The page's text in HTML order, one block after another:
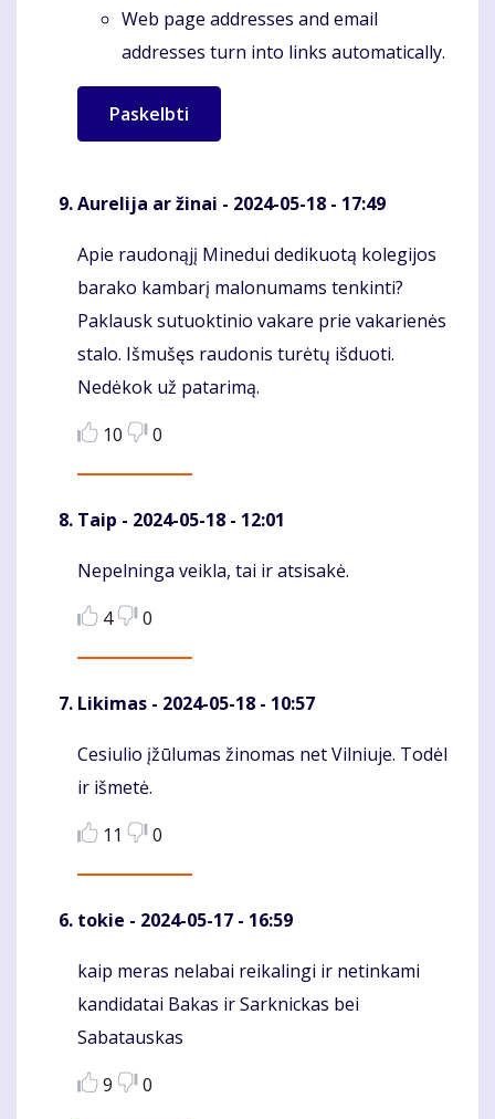
Web page addresses and email
addresses turn into links automatically.
Aurelija ar žinai - 2024-05-18 - 17:49
Komentaras
Apie raudonąjį Minedui dedikuotą kolegijos
barako kambarį malonumams tenkinti?
Paklausk sutuoktinio vakare prie vakarienės
stalo. Išmušęs raudonis turėtų išduoti.
Nedėkok už patarimą.
10
0
Taip - 2024-05-18 - 12:01
Komentaras
Nepelninga veikla, tai ir atsisakė.
4
0
Likimas - 2024-05-18 - 10:57
Komentaras
Cesiulio įžūlumas žinomas net Vilniuje. Todėl
ir išmetė.
11
0
tokie - 2024-05-17 - 16:59
Komentaras
kaip meras nelabai reikalingi ir netinkami
kandidatai Bakas ir Sarknickas bei
Sabatauskas
9
0